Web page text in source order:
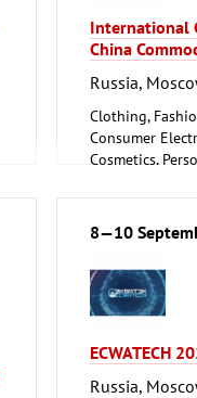
International
China
Russia,
Clothing,
Consumer
Cosmetics,
Furniture,
Logistics,
Technology
Trade Fairs for
8—10
ECWATECH
Russia,